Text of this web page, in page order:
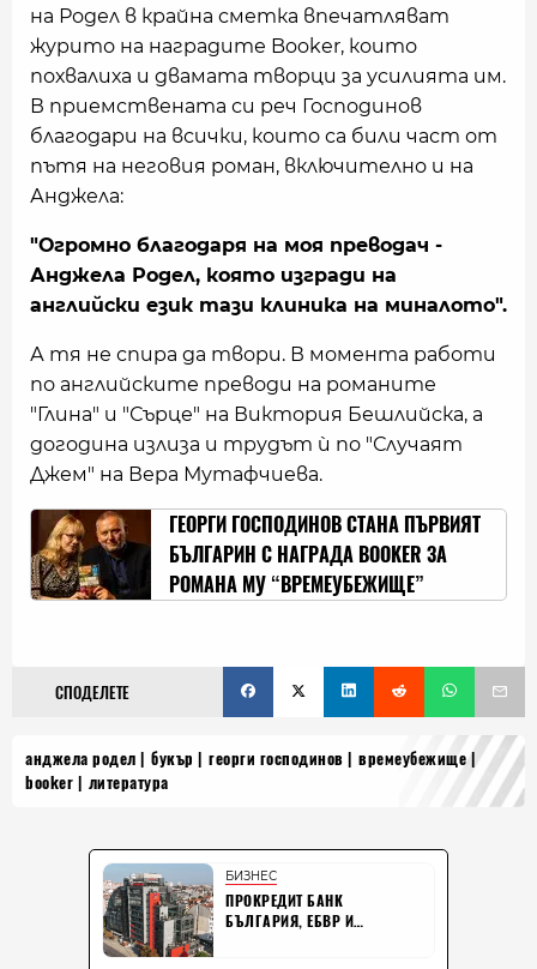
на Родел в крайна сметка впечатляват
журито на наградите Booker, които
похвалиха и двамата творци за усилията им.
В приемствената си реч Господинов
благодари на всички, които са били част от
пътя на неговия роман, включително и на
Анджела:
"Огромно благодаря на моя преводач -
Анджела Родел, която изгради на
английски език тази клиника на миналото".
А тя не спира да твори. В момента работи
по английските преводи на романите
"Глина" и "Сърце" на Виктория Бешлийска, а
догодина излиза и трудът ѝ по "Случаят
Джем" на Вера Мутафчиева.
ГЕОРГИ ГОСПОДИНОВ СТАНА ПЪРВИЯТ
БЪЛГАРИН С НАГРАДА BOOKER ЗА
РОМАНА МУ “ВРЕМЕУБЕЖИЩЕ”
СПОДЕЛЕТЕ
анджела родел букър георги господинов
времеубежище
booker
литература